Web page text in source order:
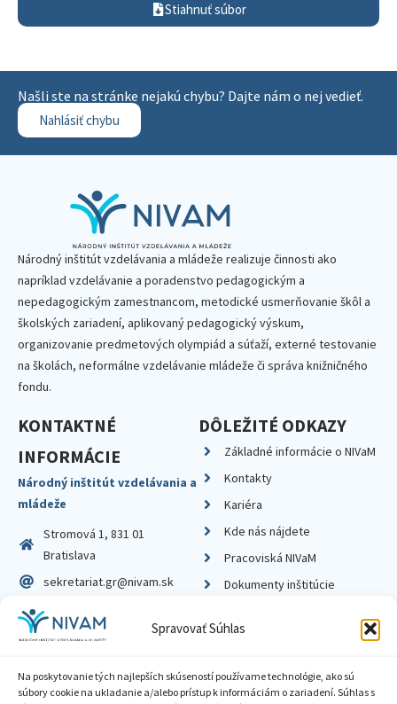
Spravovať Súhlas
Na poskytovanie tých najlepších skúseností používame technológie, ako sú
súbory cookie na ukladanie a/alebo prístup k informáciám o zariadení. Súhlas s
Stiahnuť súbor
Našli ste na stránke nejakú chybu? Dajte nám o nej vedieť.
Nahlásiť chybu
Národný inštitút vzdelávania a mládeže realizuje činnosti ako
napríklad vzdelávanie a poradenstvo pedagogickým a
nepedagogickým zamestnancom, metodické usmerňovanie škôl a
školských zariadení, aplikovaný pedagogický výskum,
organizovanie predmetových olympiád a súťaží, externé testovanie
na školách, neformálne vzdelávanie mládeže či správa knižničného
fondu.
KONTAKTNÉ
INFORMÁCIE
Národný inštitút vzdelávania a
mládeže
Stromová 1, 831 01
Bratislava
sekretariat.gr@nivam.sk
IČO: 00164348
DIČ: 2020798714
DÔLEŽITÉ ODKAZY
Základné informácie o NIVaM
Kontakty
Kariéra
Kde nás nájdete
Pracoviská NIVaM
Dokumenty inštitúcie